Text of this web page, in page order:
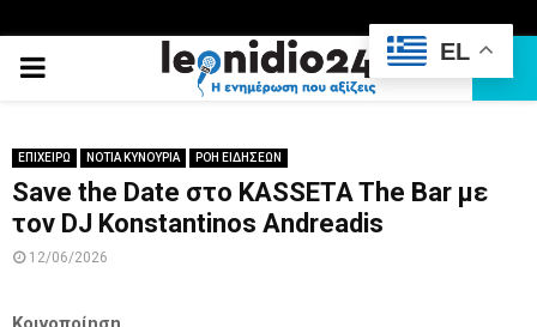
PRIMARY
ΕΠΙΧΕΙΡΩ ΝΟΤΙΑ ΚΥΝΟΥΡΙΑ ΡΟΗ ΕΙΔΗΣΕΩΝ
Save the Date στο KASSETA The Bar με
τον DJ Konstantinos Andreadis
12/06/2026
EL